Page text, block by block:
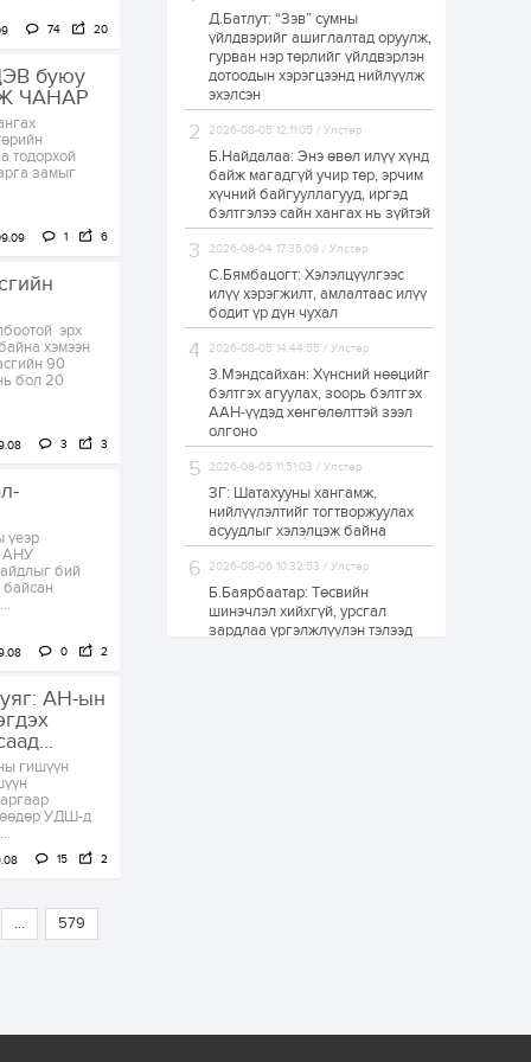
74 20
буюу
ЧАНАР
тодорхой
замыг
1 6
эрх
хэмээн
90
бол 20
3 3
үеэр
АНУ
бий
0 2
АН-ын
гишүүн
УДШ-д
15 2
...
579
ЗГ: Автобензин,
дизель түлшний
онцгой албан
татварыг тэглэлээ
З.Мэндсайхан:
Хүнсний нөөцийг
бэлтгэх агуулах,
зоорь бэлтгэх ААН-
үүдэд хөнгөлөлттэй
зээл олгоно
1 өдөр
Европ дахь
монголчуудын
соёлын наадам
боллоо
1 өдөр 2 0
Өнгөрсөн сард
1,439.2 кг үнэт
авчээ
1 өдөр
Б.Найдалаа: Энэ
өвөл илүү хүнд байж
магадгүй учир төр,
эрчим хүчний
байгууллагууд, иргэд
бэлтгэлээ...
1 өдөр
Д.Батлут: “Зэв” сумны
үйлдвэрийг ашиглалтад оруулж,
гурван нэр төрлийг үйлдвэрлэн
дотоодын хэрэгцээнд нийлүүлж
эхэлсэн
2026-08-05 12:11:05 / Улстөр
Б.Найдалаа: Энэ өвөл илүү хүнд
байж магадгүй учир төр, эрчим
хүчний байгууллагууд, иргэд
бэлтгэлээ сайн хангах нь зүйтэй
2026-08-04 17:35:09 / Улстөр
С.Бямбацогт: Хэлэлцүүлгээс
илүү хэрэгжилт, амлалтаас илүү
бодит үр дүн чухал
2026-08-05 14:44:55 / Улстөр
З.Мэндсайхан: Хүнсний нөөцийг
бэлтгэх агуулах, зоорь бэлтгэх
ААН-үүдэд хөнгөлөлттэй зээл
олгоно
2026-08-05 11:51:03 / Улстөр
ЗГ: Шатахууны хангамж,
нийлүүлэлтийг тогтворжуулах
асуудлыг хэлэлцэж байна
2026-08-06 10:32:53 / Улстөр
Б.Баярбаатар: Төсвийн
шинэчлэл хийхгүй, урсгал
зардлаа үргэлжлүүлэн тэлээд